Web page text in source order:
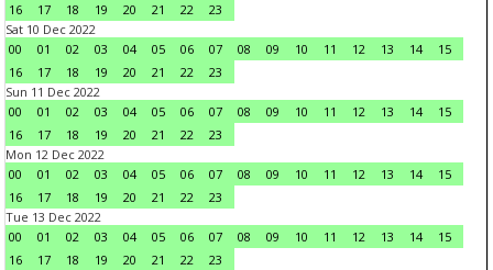
16
17 18 19 20 21 22
23
Sat 10 Dec 2022
00
01 02 03 04 05 06 07 08 09 10 11 12 13 14
15
16
17 18 19 20 21 22
23
Sun 11 Dec 2022
00
01 02 03 04 05 06 07 08 09 10 11 12 13 14
15
16
17 18 19 20 21 22
23
Mon 12 Dec 2022
00
01 02 03 04 05 06 07 08 09 10 11 12 13 14
15
16
17 18 19 20 21 22
23
Tue 13 Dec 2022
00
01 02 03 04 05 06 07 08 09 10 11 12 13 14
15
16
17 18 19 20 21 22
23